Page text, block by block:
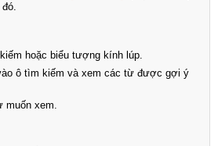
hoặc biểu tượng kính lúp.
ô tìm kiếm và xem các từ được gợi ý
muốn xem.